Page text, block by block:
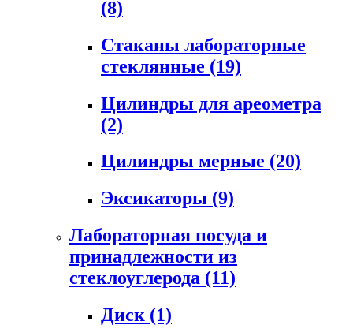
(8)
Стаканы лабораторные
стеклянные (19)
Цилиндры для ареометра
(2)
Цилиндры мерные (20)
Эксикаторы (9)
Лабораторная посуда и
принадлежности из
стеклоуглерода (11)
Диск (1)